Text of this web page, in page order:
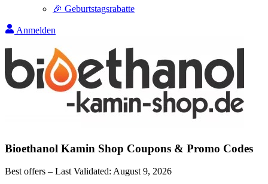
🎉 Geburtstagsrabatte
Anmelden
Bioethanol Kamin Shop Coupons & Promo Codes
Best offers – Last Validated: August 9, 2026